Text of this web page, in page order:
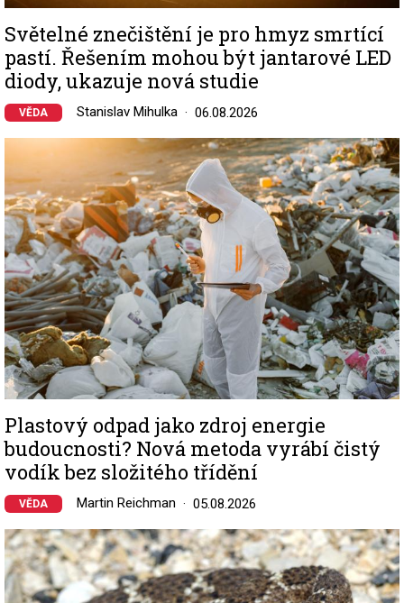
Světelné znečištění je pro hmyz smrtící
pastí. Řešením mohou být jantarové LED
diody, ukazuje nová studie
VĚDA Stanislav Mihulka 06.08.2026
Image
Plastový odpad jako zdroj energie
budoucnosti? Nová metoda vyrábí čistý
vodík bez složitého třídění
VĚDA Martin Reichman 05.08.2026
Image